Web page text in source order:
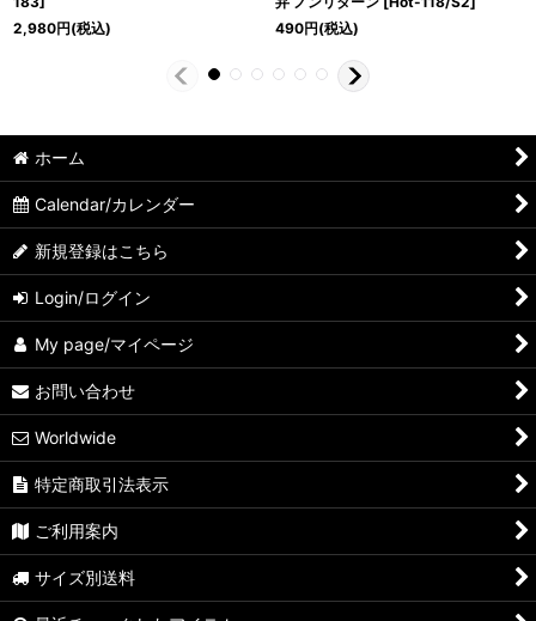
2,980円(税込)
490円(税込)
ホーム
Calendar/カレンダー
新規登録はこちら
Login/ログイン
My page/マイページ
お問い合わせ
Worldwide
特定商取引法表示
ご利用案内
サイズ別送料